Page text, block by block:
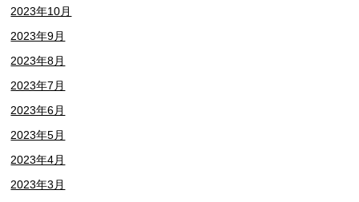
2023年10月
2023年9月
2023年8月
2023年7月
2023年6月
2023年5月
2023年4月
2023年3月